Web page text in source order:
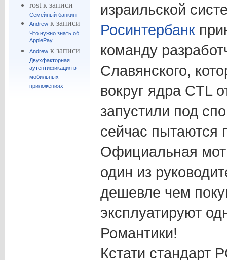
rostк записи
Семейный банкинг
Andrewк записи
Что нужно знать об
ApplePay
Andrewк записи
Двухфакторная
аутентификация в
мобильных
приложениях
израильской
Росинтербанк
команду
Славянского,
вокруг ядра CTL
запустили под
сейчас пытаются
Официальная
один из
дешевле чем
эксплуатируют
Романтики!
Кстати стандарт